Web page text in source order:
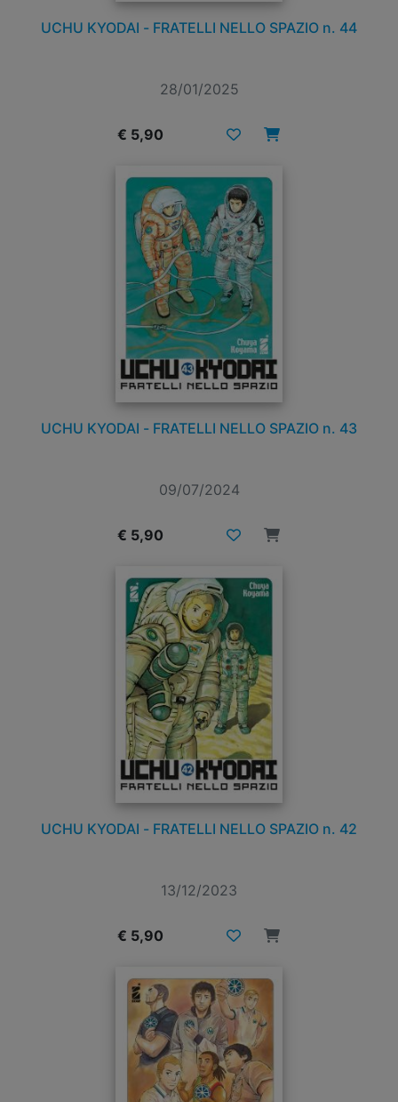
UCHU KYODAI - FRATELLI NELLO SPAZIO n. 44
28/01/2025
€ 5,90
UCHU KYODAI - FRATELLI NELLO SPAZIO n. 43
09/07/2024
€ 5,90
UCHU KYODAI - FRATELLI NELLO SPAZIO n. 42
13/12/2023
€ 5,90